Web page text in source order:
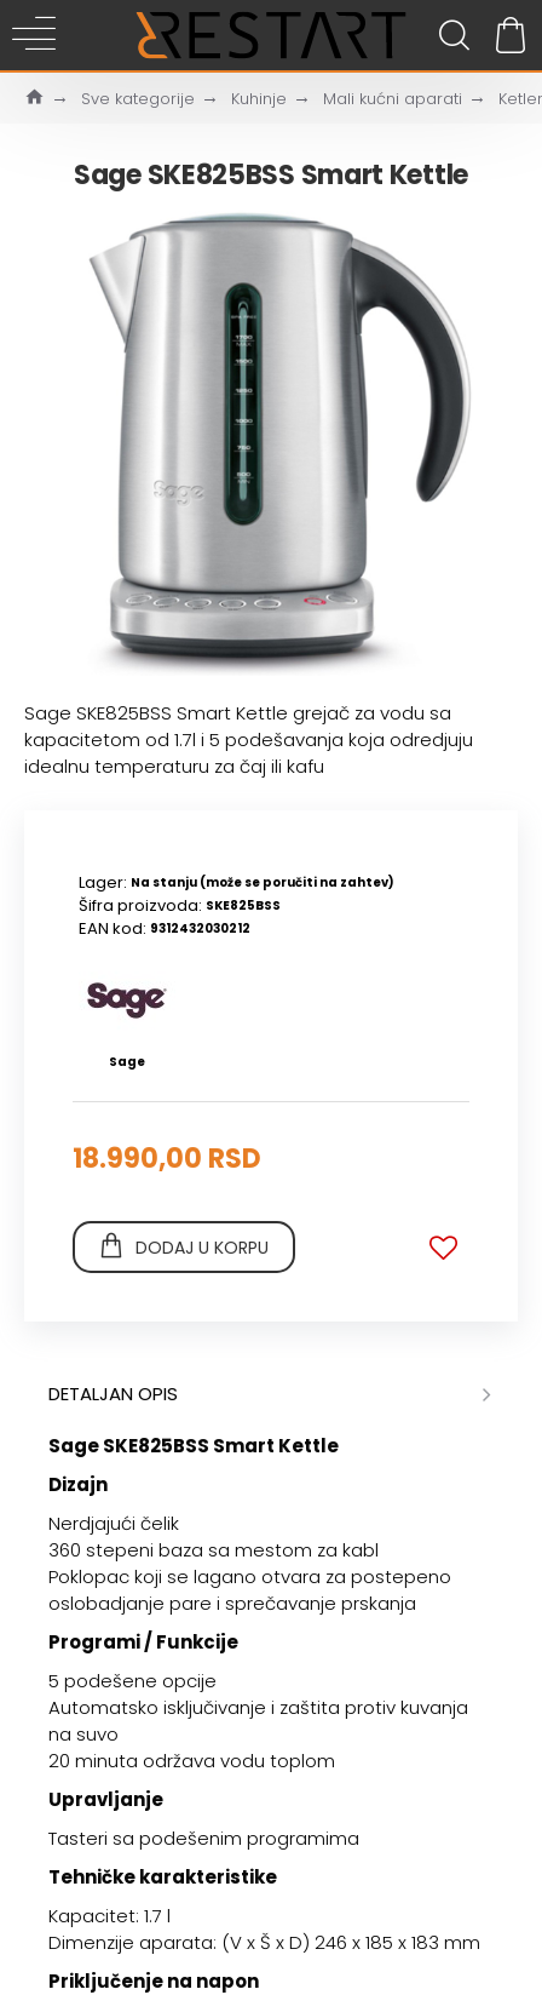
Sve kategorije Kuhinje Mali kućni aparati
Sage SKE825BSS Smart Kettle
Sage SKE825BSS Smart Kettle grejač za vodu sa
kapacitetom od 1.7l i 5 podešavanja koja odredjuju
idealnu temperaturu za čaj ili kafu
Lager: Na stanju (može se poručiti na zahtev)
Šifra proizvoda: SKE825BSS
EAN kod: 9312432030212
Sage
18.990,00 RSD
DODAJ U KORPU
DETALJAN OPIS
Sage SKE825BSS Smart Kettle
Dizajn
Nerdjajući čelik
360 stepeni baza sa mestom za kabl
Poklopac koji se lagano otvara za postepeno
oslobadjanje pare i sprečavanje prskanja
Programi / Funkcije
5 podešene opcije
Automatsko isključivanje i zaštita protiv kuvanja
na suvo
20 minuta održava vodu toplom
Upravljanje
Tasteri sa podešenim programima
Tehničke karakteristike
Kapacitet: 1.7 l
Dimenzije aparata: (V x Š x D) 246 x 185 x 183 mm
Priključenje na napon